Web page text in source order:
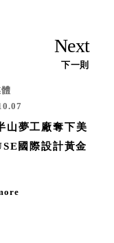
Next
下一則
山夢工廠奪下美
國際設計黃金